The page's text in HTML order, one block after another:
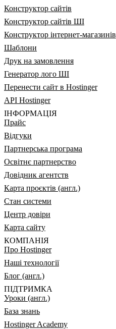
Конструктор сайтів
Конструктор сайтів ШІ
Конструктор інтернет-магазинів
Шаблони
Друк на замовлення
Генератор лого ШІ
Перенести сайт в Hostinger
API Hostinger
ІНФОРМАЦІЯ
Прайс
Відгуки
Партнерська програма
Освітнє партнерство
Довідник агентств
Карта проєктів (англ.)
Стан системи
Центр довіри
Карта сайту
КОМПАНІЯ
Про Hostinger
Наші технології
Блог (англ.)
ПІДТРИМКА
Уроки (англ.)
База знань
Hostinger Academy